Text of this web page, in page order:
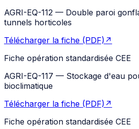
AGRI-EQ-112 — Double paroi
tunnels horticoles
Télécharger la fiche (PDF) ↗
Fiche opération standardisée CEE
AGRI-EQ-117 — Stockage d'eau
bioclimatique
Télécharger la fiche (PDF) ↗
Fiche opération standardisée CEE